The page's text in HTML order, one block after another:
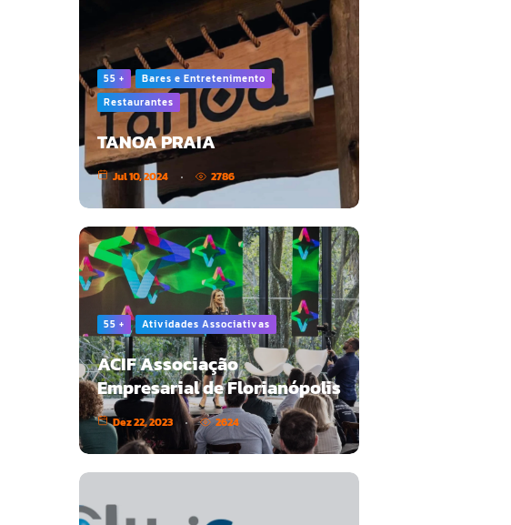
55 +
Bares e Entretenimento
Restaurantes
TANOA PRAIA
Jul 10, 2024 2786
55 + Atividades Associativas
ACIF Associação
Empresarial de Florianópolis
Dez 22, 2023 2624